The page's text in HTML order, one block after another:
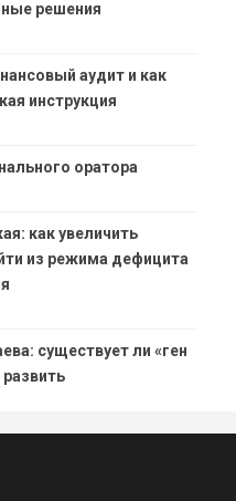
решения
аудит и как
инструкция
оратора
как увеличить
из режима дефицита
существует ли «ген